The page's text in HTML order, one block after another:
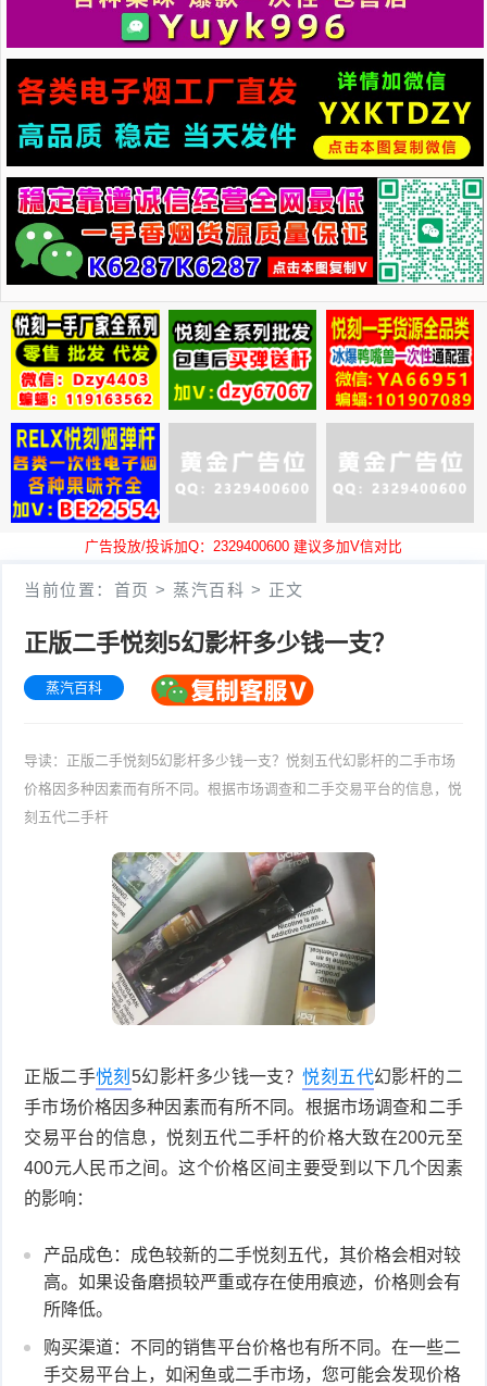
广告投放/投诉加Q：2329400600 建议多加V信对比
当前位置： 首页 > 蒸汽百科 > 正文
正版二手悦刻5幻影杆多少钱一支？
蒸汽百科
导读：正版二手悦刻5幻影杆多少钱一支？悦刻五代幻影杆的二手市场
价格因多种因素而有所不同。根据市场调查和二手交易平台的信息，悦
刻五代二手杆
正版二手悦刻 5幻影杆多少钱一支？悦刻五代幻影杆的二
手市场价格因多种因素而有所不同。根据市场调查和二手
交易平台的信息，悦刻五代二手杆的价格大致在200元至
400元人民币之间。这个价格区间主要受到以下几个因素
的影响：
产品成色：成色较新的二手悦刻五代，其价格会相对较
高。如果设备磨损较严重或存在使用痕迹，价格则会有
所降低。
购买渠道：不同的销售平台价格也有所不同。在一些二
手交易平台上，如闲鱼或二手市场，您可能会发现价格